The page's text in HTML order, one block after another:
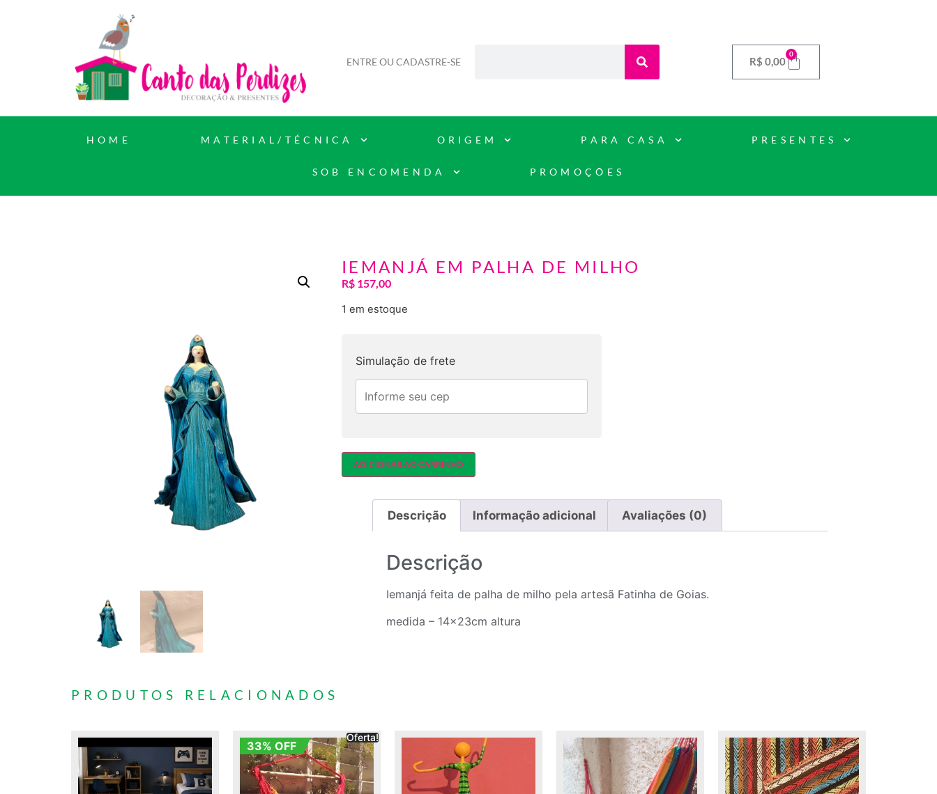
ENTRE OU CADASTRE-SE R$ 0,00
0
HOME MATERIAL/TÉCNICA ORIGEM PARA CASA PRESENTES
SOB ENCOMENDA PROMOÇÕES
R$157,00
IEMANJÁ EM PALHA DE MILHO
1 em estoque
Simulação de frete
ADICIONAR AO CARRINHO
Descrição Informação adicional Avaliações (0)
Descrição
Iemanjá feita de palha de milho pela artesã Fatinha de Goias.
medida – 14x23cm altura
PRODUTOS RELACIONADOS
Oferta!
33% OFF